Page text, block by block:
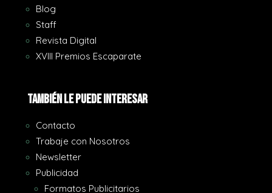
Blog
Staff
Revista Digital
XVIII Premios Escaparate
También le puede interesar
Contacto
Trabaje con Nosotros
Newsletter
Publicidad
Formatos Publicitarios